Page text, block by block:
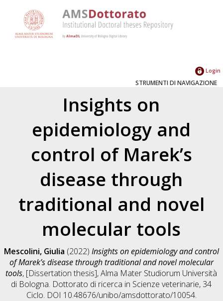
Login
STRUMENTI DI NAVIGAZIONE
Insights on
epidemiology and
control of Marek’s
disease through
traditional and novel
molecular tools
Mescolini, Giulia (2022) Insights on epidemiology and control
of Marek’s disease through traditional and novel molecular
tools, [Dissertation thesis], Alma Mater Studiorum Università
di Bologna. Dottorato di ricerca in Scienze veterinarie, 34
Ciclo. DOI 10.48676/unibo/amsdottorato/10054.